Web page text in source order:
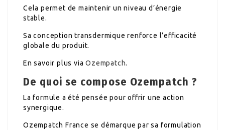
Cela permet de maintenir un niveau d’énergie
stable.
Sa conception transdermique renforce l’efficacité
globale du produit.
En savoir plus viaOzempatch.
De quoi se compose Ozempatch ?
La formule a été pensée pour offrir une action
synergique.
Ozempatch France se démarque par sa formulation